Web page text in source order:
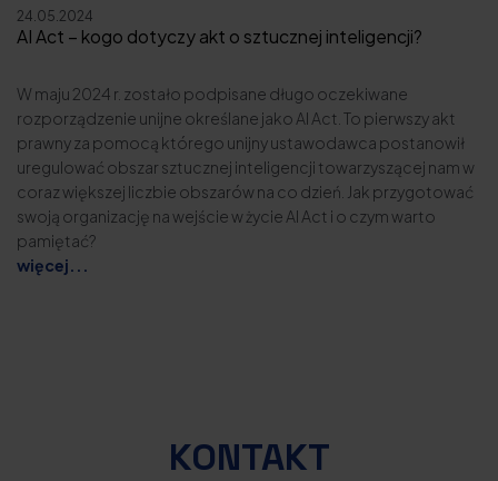
24.05.2024
AI Act – kogo dotyczy akt o sztucznej inteligencji?
W maju 2024 r. zostało podpisane długo oczekiwane
rozporządzenie unijne określane jako AI Act. To pierwszy akt
prawny za pomocą którego unijny ustawodawca postanowił
uregulować obszar sztucznej inteligencji towarzyszącej nam w
coraz większej liczbie obszarów na co dzień. Jak przygotować
swoją organizację na wejście w życie AI Act i o czym warto
pamiętać?
więcej...
KONTAKT